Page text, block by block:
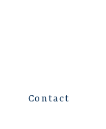
Contact